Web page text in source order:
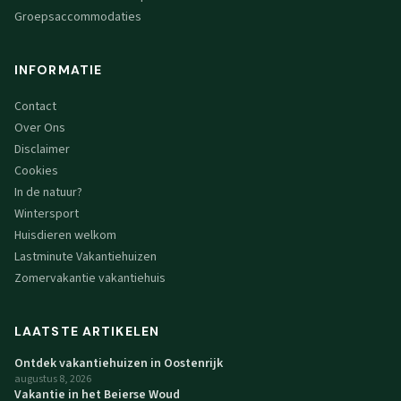
Groepsaccommodaties
INFORMATIE
Contact
Over Ons
Disclaimer
Cookies
In de natuur?
Wintersport
Huisdieren welkom
Lastminute Vakantiehuizen
Zomervakantie vakantiehuis
LAATSTE ARTIKELEN
Ontdek vakantiehuizen in Oostenrijk
augustus 8, 2026
Vakantie in het Beierse Woud